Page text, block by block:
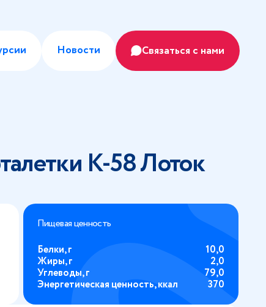
Новости Связаться с нами
К-58 Лоток
Пищевая ценность
Белки, г
10,0
Жиры, г
2,0
Углеводы, г
79,0
Энергетическая ценность, ккал
370